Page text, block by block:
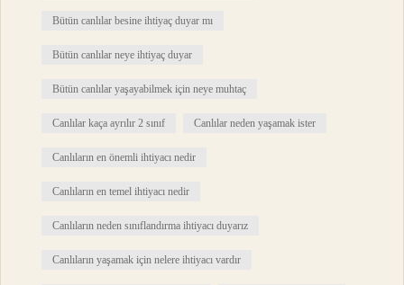
Bütün canlılar besine ihtiyaç duyar mı
Bütün canlılar neye ihtiyaç duyar
Bütün canlılar yaşayabilmek için neye muhtaç
Canlılar kaça ayrılır 2 sınıf Canlılar neden yaşamak ister
Canlıların en önemli ihtiyacı nedir
Canlıların en temel ihtiyacı nedir
Canlıların neden sınıflandırma ihtiyacı duyarız
Canlıların yaşamak için nelere ihtiyacı vardır